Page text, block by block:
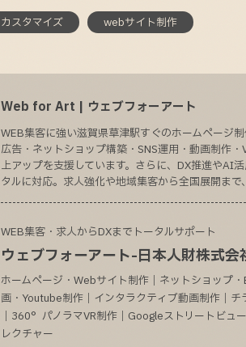
カスタマイズ webサイト制作
Web for Art | ウェブフォーアート
WEB集客に強い滋賀県草津駅すぐのホームページ
広告・ネットショップ構築・SNS運用・動画制作
上アップを支援しています。さらに、DX推進やAI
タルに対応。求人強化や地域集客から全国展開ま
WEB集客・求人からDXまでトータルサポート
ウェブフォーアート-日本人財株式
ホームページ・Webサイト制作｜ネットショップ
画・Youtube制作｜インタラクティブ動画制作｜
｜360°パノラマVR制作｜Googleストリートビュ
レクチャー